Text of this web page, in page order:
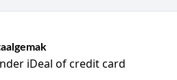
iDeal of credit card